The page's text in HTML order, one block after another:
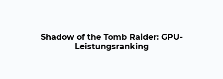
Shadow of the Tomb Raider: GPU-
Leistungsranking